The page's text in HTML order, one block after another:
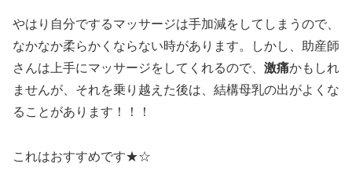
やはり自分でするマッサージは手加減をしてしまうので、
なかなか柔らかくならない時があります。しかし、助産師
さんは上手にマッサージをしてくれるので、 激痛かもしれ
ませんが、それを乗り越えた後は、結構母乳の出がよくな
ることがあります！！！
これはおすすめです★☆